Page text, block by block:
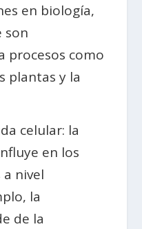
en biología,
son
procesos como
plantas y la
celular: la
en los
nivel
la
de la